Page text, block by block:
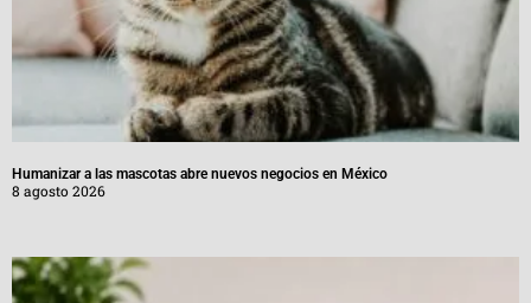
Humanizar a las mascotas abre nuevos negocios en México
8 agosto 2026